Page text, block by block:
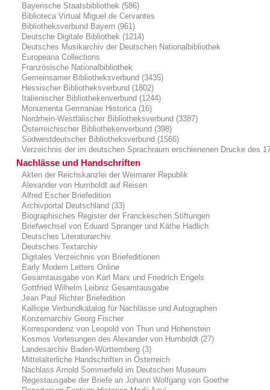
Bayerische Staatsbibliothek (586)
Biblioteca Virtual Miguel de Cervantes
Bibliotheksverbund Bayern (961)
Deutsche Digitale Bibliothek (1214)
Deutsches Musikarchiv der Deutschen Nationalbibliothek
Europeana Collections
Französische Nationalbibliothek
Gemeinsamer Bibliotheksverbund (3435)
Hessischer Bibliotheksverbund (1802)
Italienischer Bibliothekenverbund (1244)
Monumenta Germaniae Historica (16)
Nordrhein-Westfälischer Bibliotheksverbund (3387)
Österreichischer Bibliothekenverbund (398)
Südwestdeutscher Bibliotheksverbund (1566)
Verzeichnis der im deutschen Sprachraum erschienenen Drucke des
Nachlässe und Handschriften
Akten der Reichskanzlei der Weimarer Republik
Alexander von Humboldt auf Reisen
Alfred Escher Briefedition
Archivportal Deutschland (33)
Biographisches Register der Franckeschen Stiftungen
Briefwechsel von Eduard Spranger und Käthe Hadlich
Deutsches Literaturarchiv
Deutsches Textarchiv
Digitales Verzeichnis von Briefeditionen
Early Modern Letters Online
Gesamtausgabe von Karl Marx und Friedrich Engels
Gottfried Wilhelm Leibniz Gesamtausgabe
Jean Paul Richter Briefedition
Kalliope Verbundkatalog für Nachlässe und Autographen
Konzernarchiv Georg Fischer
Korrespondenz von Leopold von Thun und Hohenstein
Kosmos Vorlesungen des Alexander von Humboldt (27)
Landesarchiv Baden-Württemberg (3)
Mittelalterliche Handschriften in Österreich
Nachlass Arnold Sommerfeld im Deutschen Museum
Regestausgabe der Briefe an Johann Wolfgang von Goethe